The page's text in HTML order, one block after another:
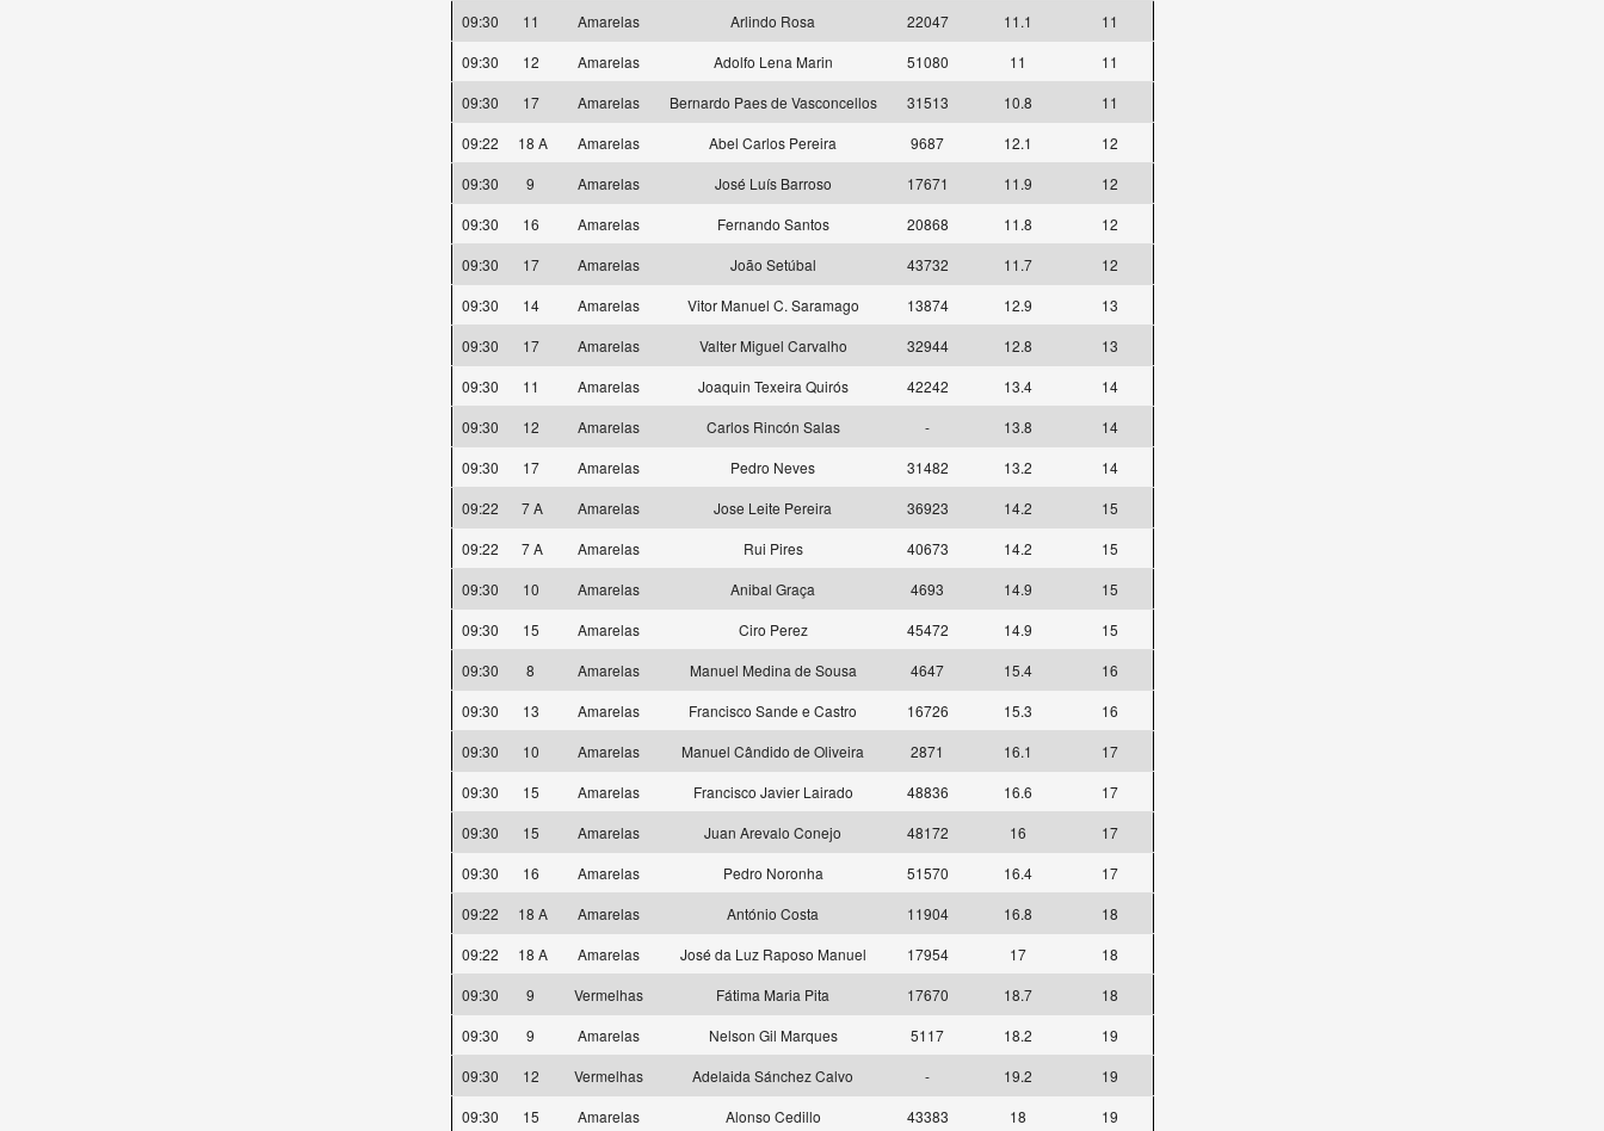
09:30
11 Amarelas Arlindo Rosa 22047 11.1
11
09:30
12 Amarelas Adolfo Lena Marin 51080 11
11
09:30
17 Amarelas Bernardo Paes de Vasconcellos 31513 10.8
11
09:22
18 A Amarelas Abel Carlos Pereira 9687 12.1
12
09:30
9 Amarelas José Luís Barroso 17671 11.9
12
09:30
16 Amarelas Fernando Santos 20868 11.8
12
09:30
17 Amarelas João Setúbal 43732 11.7
12
09:30
14 Amarelas Vitor Manuel C. Saramago 13874 12.9
13
09:30
17 Amarelas Valter Miguel Carvalho 32944 12.8
13
09:30
11 Amarelas Joaquin Texeira Quirós 42242 13.4
14
09:30
12 Amarelas Carlos Rincón Salas - 13.8
14
09:30
17 Amarelas Pedro Neves 31482 13.2
14
09:22
7 A Amarelas Jose Leite Pereira 36923 14.2
15
09:22
7 A Amarelas Rui Pires 40673 14.2
15
09:30
10 Amarelas Anibal Graça 4693 14.9
15
09:30
15 Amarelas Ciro Perez 45472 14.9
15
09:30
8 Amarelas Manuel Medina de Sousa 4647 15.4
16
09:30
13 Amarelas Francisco Sande e Castro 16726 15.3
16
09:30
10 Amarelas Manuel Cândido de Oliveira 2871 16.1
17
09:30
15 Amarelas Francisco Javier Lairado 48836 16.6
17
09:30
15 Amarelas Juan Arevalo Conejo 48172 16
17
09:30
16 Amarelas Pedro Noronha 51570 16.4
17
09:22
18 A Amarelas António Costa 11904 16.8
18
09:22
18 A Amarelas José da Luz Raposo Manuel 17954 17
18
09:30
9 Vermelhas Fátima Maria Pita 17670 18.7
18
09:30
9 Amarelas Nelson Gil Marques 5117 18.2
19
09:30
12 Vermelhas Adelaida Sánchez Calvo - 19.2
19
09:30
15 Amarelas Alonso Cedillo 43383 18
19